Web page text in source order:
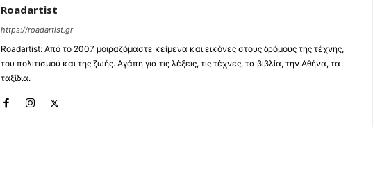
Roadartist
https://roadartist.gr
Roadartist: Από το 2007 μοιραζόμαστε κείμενα και εικόνες στους δρόμους της τέχνης,
του πολιτισμού και της ζωής. Αγάπη για τις λέξεις, τις τέχνες, τα βιβλία, την Αθήνα, τα
ταξίδια.